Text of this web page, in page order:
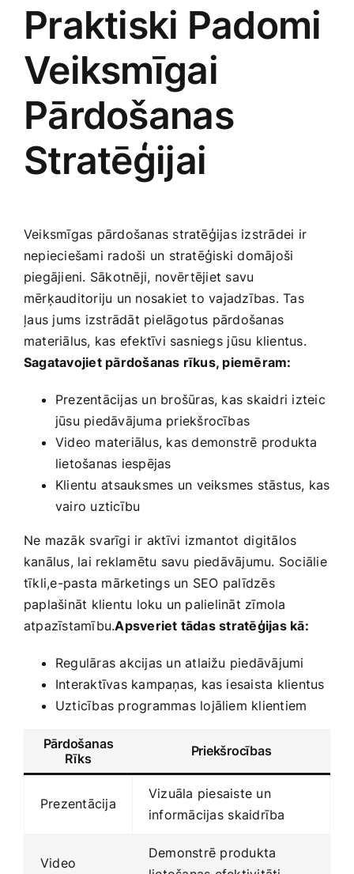
Praktiski​ Padomi
Veiksmīgai
Pārdošanas
Stratēģijai
Veiksmīgas‌ pārdošanas stratēģijas izstrādei ir
nepieciešami radoši un stratēģiski domājoši
piegājieni. Sākotnēji, novērtējiet savu
mērķauditoriju un nosakiet to vajadzības. Tas
⁤ļaus jums izstrādāt pielāgotus pārdošanas
materiālus, kas efektīvi sasniegs⁣ jūsu klientus.
Sagatavojiet pārdošanas rīkus, piemēram:
Prezentācijas un brošūras, kas skaidri izteic
jūsu piedāvājuma priekšrocības
Video materiālus, kas demonstrē produkta
lietošanas iespējas
Klientu ⁢atsauksmes un veiksmes‌ stāstus, kas
vairo uzticību
Ne mazāk ‌svarīgi ir aktīvi⁢ izmantot ⁢digitālos
kanālus, lai reklamētu‍ savu‌ piedāvājumu. Sociālie
tīkli,e-pasta mārketings un SEO⁤ palīdzēs
paplašināt klientu loku un palielināt zīmola
atpazīstamību.Apsveriet tādas ‍stratēģijas kā:
Regulāras ​akcijas un atlaižu piedāvājumi
Interaktīvas kampaņas, kas iesaista klientus
Uzticības‍ programmas lojāliem klientiem
Pārdošanas
Rīks
Priekšrocības
Prezentācija
Vizuāla piesaiste‌ un
informācijas⁤ skaidrība
Video
Demonstrē produkta